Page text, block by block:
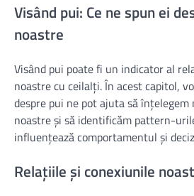
Visând pui: Ce ne spun ei
noastre
Visând pui poate fi un indicator al
noastre cu ceilalți. În acest capitol,
despre pui ne pot ajuta să
noastre și să identificăm pattern-
influențează comportamentul și
Relațiile și conexiunile